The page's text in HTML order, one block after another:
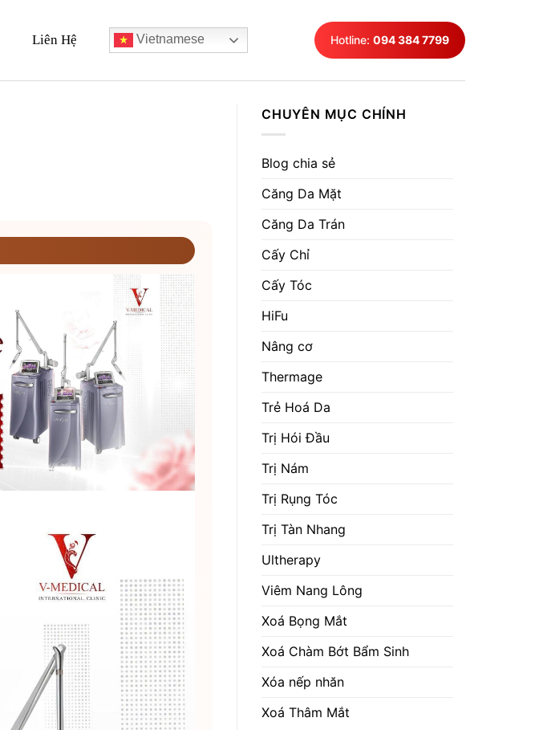
Liên Hệ Vietnamese Hotline: 094 384 7799
CHUYÊN MỤC CHÍNH
Blog chia sẻ
Căng Da Mặt
Căng Da Trán
Cấy Chỉ
Cấy Tóc
HiFu
Nâng cơ
Thermage
Trẻ Hoá Da
Trị Hói Đầu
Trị Nám
Trị Rụng Tóc
Trị Tàn Nhang
Ultherapy
Viêm Nang Lông
Xoá Bọng Mắt
Xoá Chàm Bớt Bẩm Sinh
Xóa nếp nhăn
Xoá Thâm Mắt